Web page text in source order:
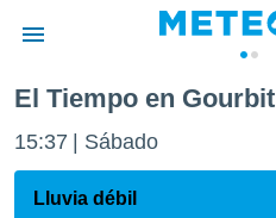
de
por
El Tiempo en Gourbit
15:37 Sábado
Lluvia débil